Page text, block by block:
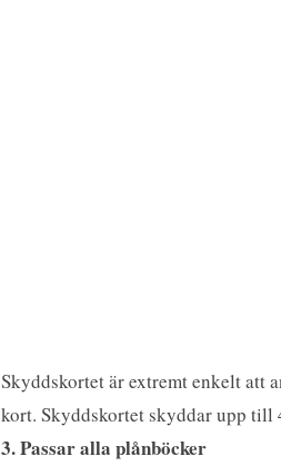
Skyddskortet är extremt enkelt att
kort. Skyddskortet skyddar upp till
3. Passar alla plånböcker